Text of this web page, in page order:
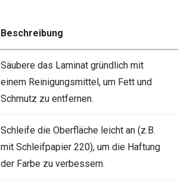
Beschreibung
Säubere das Laminat gründlich mit
einem Reinigungsmittel, um Fett und
Schmutz zu entfernen.
Schleife die Oberfläche leicht an (z.B.
mit Schleifpapier 220), um die Haftung
der Farbe zu verbessern.